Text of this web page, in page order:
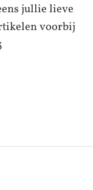
jullie lieve
voorbij